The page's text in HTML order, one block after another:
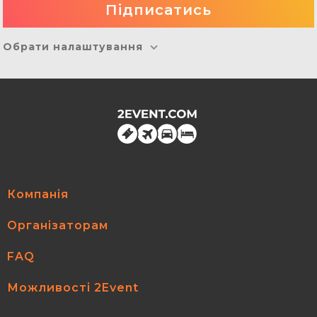
Обрати налаштування
Компанія
Організаторам
FAQ
Можливості 2Event